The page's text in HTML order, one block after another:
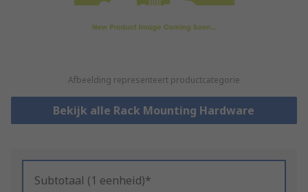
Afbeelding representeert productcategorie
Bekijk alle Rack Mounting Hardware
Subtotaal (1 eenheid)*